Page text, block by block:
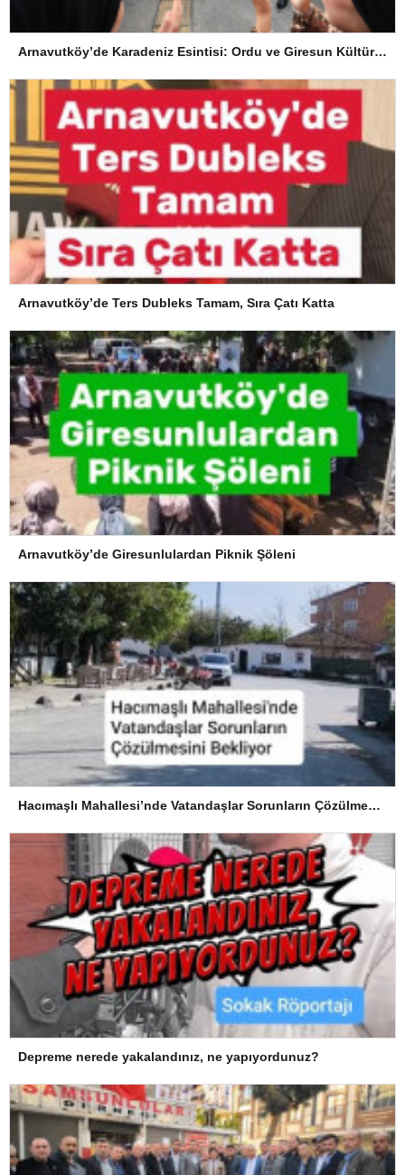
Arnavutköy’de Karadeniz Esintisi: Ordu ve Giresun Kültürü Memleket Günleri’nde Buluştu
Arnavutköy’de Ters Dubleks Tamam, Sıra Çatı Katta
Arnavutköy’de Giresunlulardan Piknik Şöleni
Hacımaşlı Mahallesi’nde Vatandaşlar Sorunların Çözülmesini Bekliyor
Depreme nerede yakalandınız, ne yapıyordunuz?